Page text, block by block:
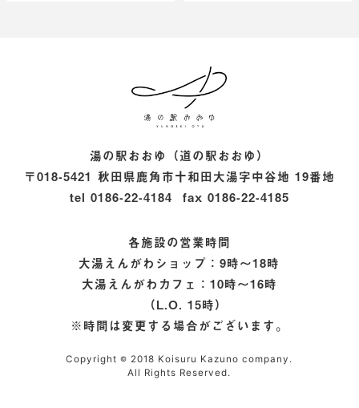
湯の駅おおゆ（道の駅おおゆ）
〒018-5421 秋田県鹿角市十和田大湯字中谷地 19番地
tel0186-22-4184 fax 0186-22-4185
各施設の営業時間
大湯えんがわショップ：9時〜18時
大湯えんがわカフェ：10時〜16時
（L.O. 15時）
※時間は変更する場合がございます。
Copyright© 2018 Koisuru Kazuno company.
All Rights Reserved.